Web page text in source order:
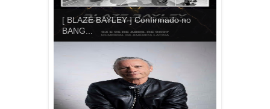
[ BLAZE BAYLEY ] Confirmado no
BANG...